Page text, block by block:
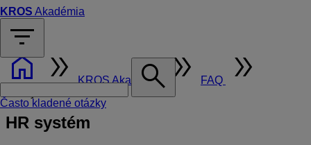
KROS Akadémia
filter_list
search
Často kladené otázky
homedouble_arrow KROS Akadémia double_arrow FAQ double_arrow
HR systém